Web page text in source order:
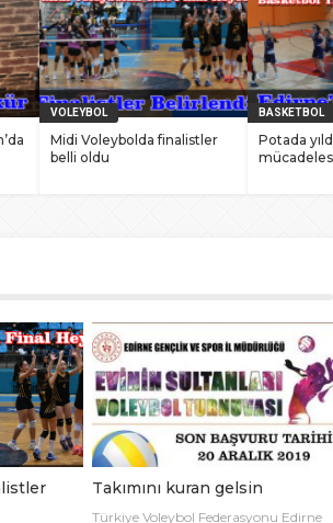
düzenlenen Masterlar […]
VOLEYBOL
Midi Voleybolda finalistler
belli oldu
BASKETBOL
Potada
Takımını kuran gelsin
Türkiye Voleybol Federasyonu Edirne